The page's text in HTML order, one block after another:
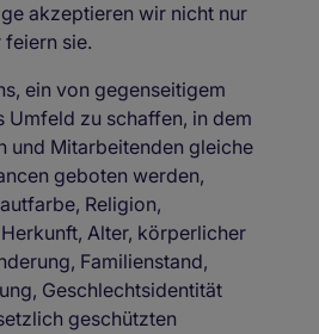
akzeptieren wir nicht nur
sie.
ein von gegenseitigem
Umfeld zu schaffen, in dem
und Mitarbeitenden gleiche
geboten werden,
Religion,
Alter, körperlicher
Familienstand,
Geschlechtsidentität
geschützten